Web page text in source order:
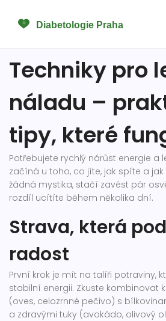
Techniky pro
náladu –
tipy, které
Potřebujete rychlý nárůst energie a
začíná u toho, co jíte, jak spíte a jak
žádná mystika, stačí zavést pár
rozdíl ucítíte během několika dní.
Strava, která
radost
První krok je mít na talíři potraviny,
stabilní energii. Zkuste kombinovat
(oves, celozrnné pečivo) s
a zdravými tuky (avokádo, olivový